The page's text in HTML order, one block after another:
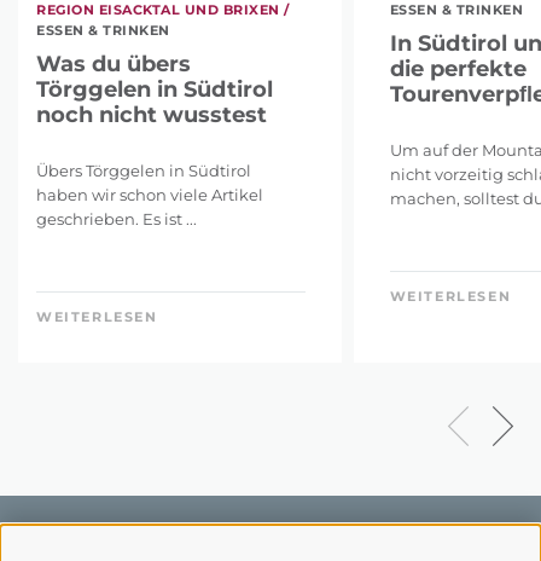
REGION EISACKTAL UND BRIXEN /
ESSEN & TRINKEN
Was du übers
Törggelen in Südtirol
noch nicht wusstest
Übers Törggelen in Südtirol
haben wir schon viele Artikel
geschrieben. Es ist ...
WEITERLESEN
ESSEN & TRINKEN
In Südtirol
die perfekte
Um auf der
nicht vorzeitig
machen, solltest
WEITERLESEN